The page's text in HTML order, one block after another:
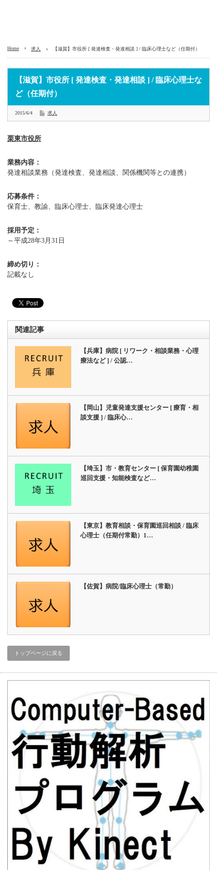
Home 求人 【滋賀】市役所 [ 発達検査・発達相談 ] / 臨床心理士など（任期付）
【滋賀】市役所 [ 発達検査・発達相談 ] / 臨床心理士な
ど（任期付）
2015/6/4 求人
栗東市役所
業務内容：
発達相談業務（発達検査、発達相談、関係機関等との連携）
応募条件：
保育士、教諭、臨床心理士、臨床発達心理士
採用予定：
～平成28年3月31日
締め切り：
記載なし
関連記事
【兵庫】病院 [ リワーク・相談業務・心理
療法など ] / 公認…
【岡山】児童発達支援センター [ 療育・相
談支援 ] / 臨床心…
【埼玉】市・教育センター [ 保育園幼稚園
巡回支援・知能検査など…
【東京】教育相談・保育園巡回相談 / 臨床
心理士（任期付常勤）1…
【佐賀】病院/臨床心理士（常勤）
トップページに戻る